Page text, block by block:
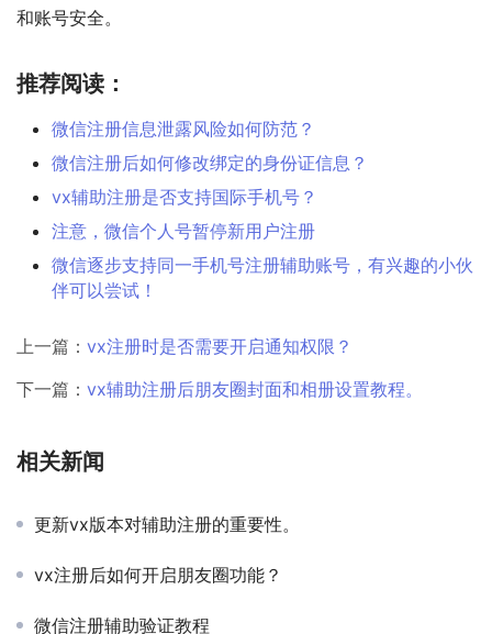
和账号安全。
推荐阅读：
微信注册信息泄露风险如何防范？
微信注册后如何修改绑定的身份证信息？
vx辅助注册是否支持国际手机号？
注意，微信个人号暂停新用户注册
微信逐步支持同一手机号注册辅助账号，有兴趣的小伙
伴可以尝试！
上一篇： vx注册时是否需要开启通知权限？
下一篇： vx辅助注册后朋友圈封面和相册设置教程。
相关新闻
更新vx版本对辅助注册的重要性。
vx注册后如何开启朋友圈功能？
微信注册辅助验证教程